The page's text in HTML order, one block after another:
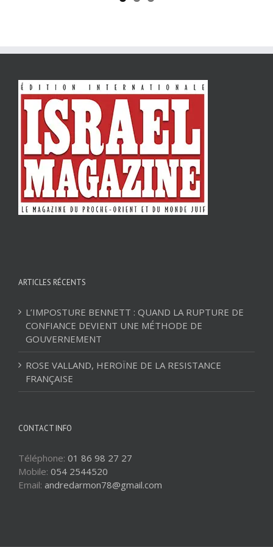
ARTICLES RÉCENTS
L’IMPOSTURE BENNETT : QUAND LA RUPTURE DE
CONFIANCE DEVIENT UNE MÉTHODE DE
GOUVERNEMENT
ROSE VALLAND, HEROÏNE DE LA RESISTANCE
FRANÇAISE
CONTACT INFO
Téléphone: 01 86 98 27 27
Mobile: 054 2544520
Email: andredarmon78@gmail.com